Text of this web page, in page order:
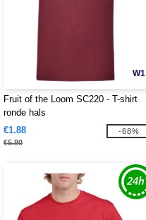
W1
Fruit of the Loom SC220 - T-shirt
ronde hals
€1.88
€5.80
-68%